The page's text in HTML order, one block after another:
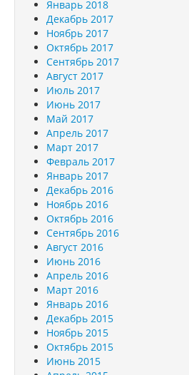
Январь 2018
Декабрь 2017
Ноябрь 2017
Октябрь 2017
Сентябрь 2017
Август 2017
Июль 2017
Июнь 2017
Май 2017
Апрель 2017
Март 2017
Февраль 2017
Январь 2017
Декабрь 2016
Ноябрь 2016
Октябрь 2016
Сентябрь 2016
Август 2016
Июнь 2016
Апрель 2016
Март 2016
Январь 2016
Декабрь 2015
Ноябрь 2015
Октябрь 2015
Июнь 2015